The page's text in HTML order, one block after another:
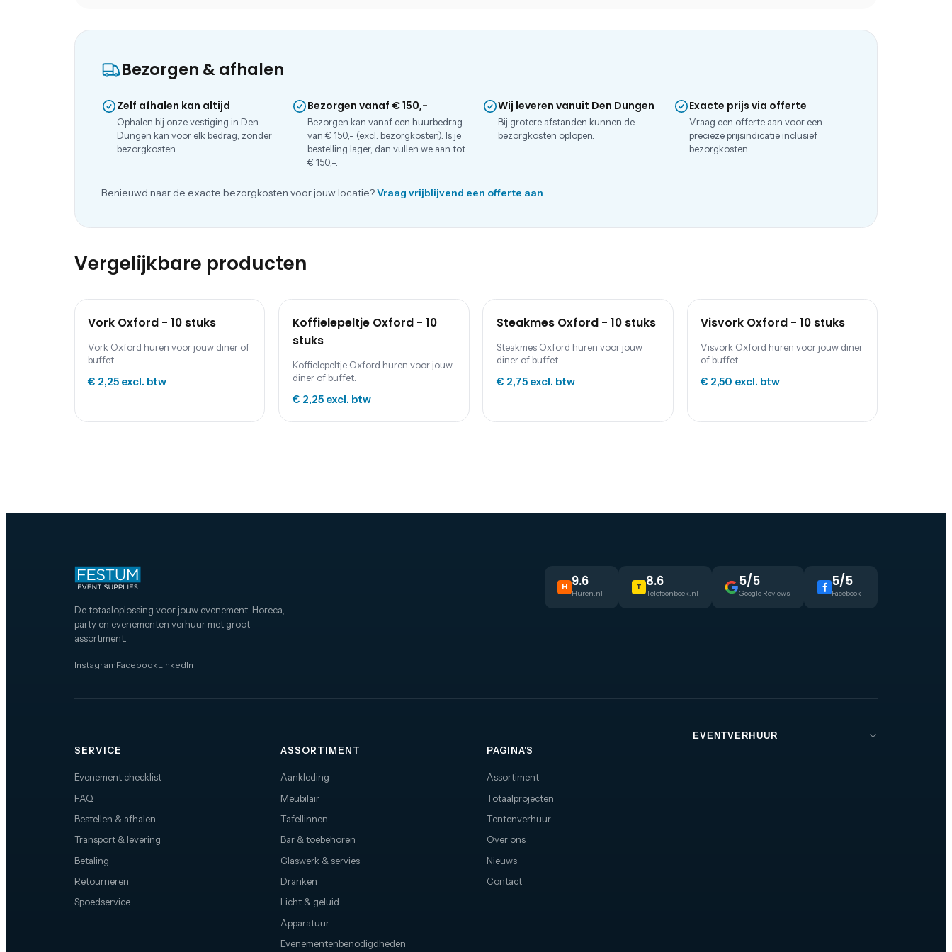
Bezorgen & afhalen
Zelf afhalen kan altijd
Ophalen bij onze vestiging in Den
Dungen kan voor elk bedrag, zonder
bezorgkosten.
Bezorgen vanaf € 150,-
Bezorgen kan vanaf een huurbedrag
van € 150,- (excl. bezorgkosten). Is je
bestelling lager, dan vullen we aan tot
€ 150,-.
Wij leveren vanuit Den Dungen
Bij grotere afstanden kunnen de
bezorgkosten oplopen.
Exacte prijs via offerte
Vraag een offerte aan voor een
precieze prijsindicatie inclusief
bezorgkosten.
Benieuwd naar de exacte bezorgkosten voor jouw locatie?Vraag vrijblijvend een offerte aan.
Vergelijkbare producten
Vork Oxford - 10 stuks
Vork Oxford huren voor jouw diner of
buffet.
€ 2,25 excl. btw
Koffielepeltje Oxford - 10
stuks
Koffielepeltje Oxford huren voor jouw
diner of buffet.
€ 2,25excl. btw
Steakmes Oxford - 10 stuks
Steakmes Oxford huren voor jouw
diner of buffet.
€ 2,75excl. btw
Visvork Oxford - 10 stuks
Visvork Oxford huren voor jouw diner
of buffet.
€ 2,50 excl. btw
De totaaloplossing voor jouw evenement. Horeca,
party en evenementen verhuur met groot
assortiment.
InstagramFacebookLinkedIn
H 9.6
Huren.nl
T 8.6
Telefoonboek.nl
5/5
Google Reviews
5/5
Facebook
SERVICE
Evenement checklist
FAQ
Bestellen & afhalen
Transport & levering
Betaling
Retourneren
Spoedservice
ASSORTIMENT
Aankleding
Meubilair
Tafellinnen
Bar & toebehoren
Glaswerk & servies
Dranken
Licht & geluid
Apparatuur
Evenementenbenodigdheden
PAGINA'S
Assortiment
Totaalprojecten
Tentenverhuur
Over ons
Nieuws
Contact
EVENTVERHUUR